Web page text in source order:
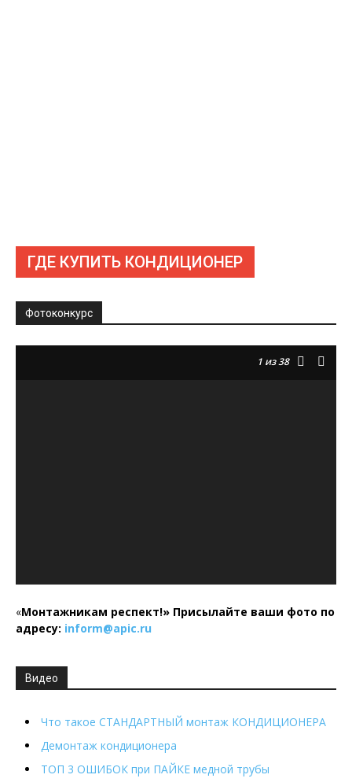
ГДЕ КУПИТЬ КОНДИЦИОНЕР
Фотоконкурс
1 из 38
«Монтажникам респект!» Присылайте ваши фото по
адресу: inform@apic.ru
Видео
Что такое СТАНДАРТНЫЙ монтаж КОНДИЦИОНЕРА
Демонтаж кондиционера
ТОП 3 ОШИБОК при ПАЙКЕ медной трубы